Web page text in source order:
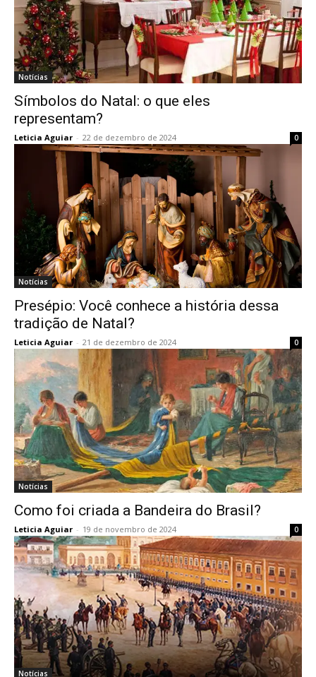
Notícias
Símbolos do Natal: o que eles
representam?
Leticia Aguiar - 22 de dezembro de 2024 0
Notícias
Presépio: Você conhece a história dessa
tradição de Natal?
Leticia Aguiar - 21 de dezembro de 2024 0
Notícias
Como foi criada a Bandeira do Brasil?
Leticia Aguiar - 19 de novembro de 2024 0
Notícias